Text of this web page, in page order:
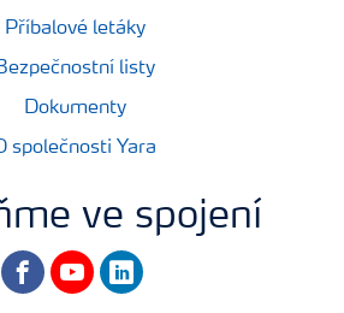
Příbalové letáky
listy
Dokumenty
společnosti Yara
ve spojení
facebookyoutubelinkedin